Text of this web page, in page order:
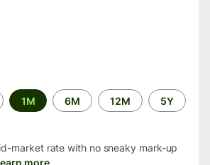
1M 6M 12M 5Y
market rate with no sneaky mark-up